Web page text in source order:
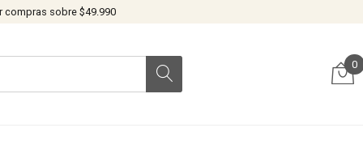
compras sobre $49.990
0